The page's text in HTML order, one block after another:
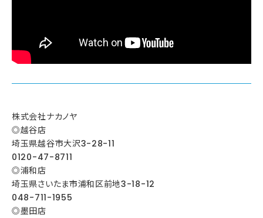
株式会社ナカノヤ
◎越谷店
埼玉県越谷市大沢3-28-11
0120-47-8711
◎浦和店
埼玉県さいたま市浦和区前地3-18-12
048-711-1955
◎墨田店